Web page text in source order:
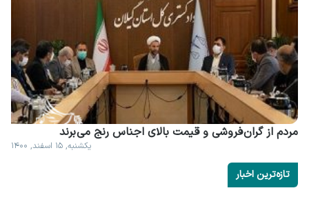
مردم از گران فروشی و قیمت بالای اجناس رنج می برند
یکشنبه, ۱۵ اسفند, ۱۴۰۰
تازه‌ترین اخبار